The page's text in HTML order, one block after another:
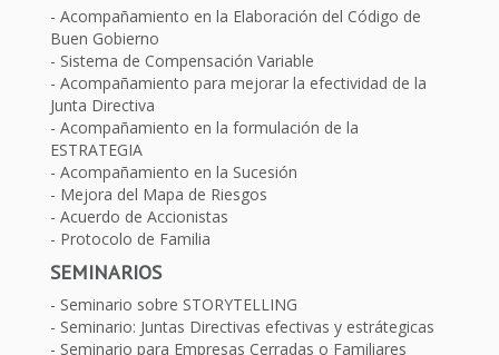
Acompañamiento en la Elaboración del Código de
Buen Gobierno
Sistema de Compensación Variable
Acompañamiento para mejorar la efectividad de la
Junta Directiva
Acompañamiento en la formulación de la
ESTRATEGIA
Acompañamiento en la Sucesión
Mejora del Mapa de Riesgos
Acuerdo de Accionistas
Protocolo de Familia
SEMINARIOS
Seminario sobre STORYTELLING
Seminario: Juntas Directivas efectivas y estrátegicas
Seminario para Empresas Cerradas o Familiares